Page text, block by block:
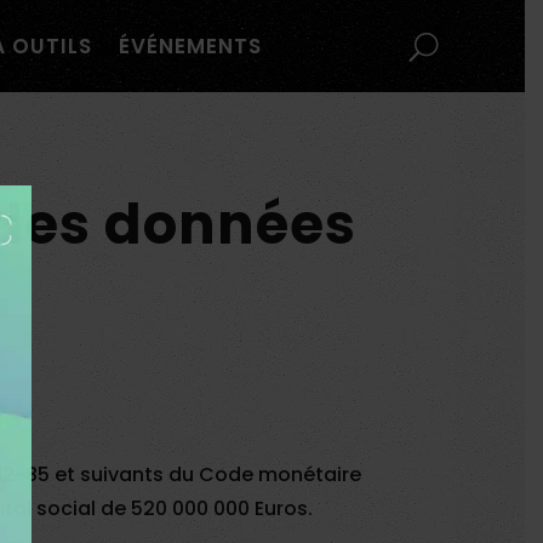
OUTILS ÉVÉNEMENTS
données
85 et suivants du Code monétaire
social de 520 000 000 Euros.